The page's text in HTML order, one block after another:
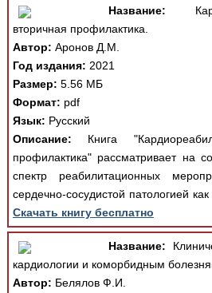
Название:
вторичная профилактика.
Автор: Аронов Д.М.
Год издания: 2021
Размер: 5.56 МБ
Формат: pdf
Язык: Русский
Описание: Книга
профилактика" рассматривает на
спектр реабилитационных
сердечно-сосудистой патологией
Скачать книгу бесплатно
Название:
кардиологии и коморбидным
Автор: Белялов Ф.И.